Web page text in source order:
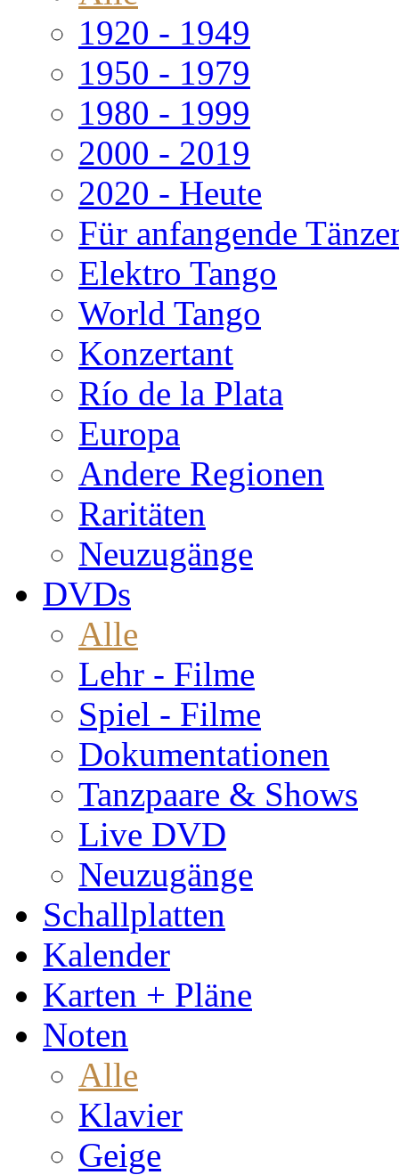
1920 - 1949
1950 - 1979
1980 - 1999
2000 - 2019
2020 - Heute
Für anfangende
Elektro Tango
World Tango
Konzertant
Río de la Plata
Europa
Andere Regionen
Raritäten
Neuzugänge
DVDs
Alle
Lehr - Filme
Spiel - Filme
Dokumentationen
Tanzpaare & Shows
Live DVD
Neuzugänge
Schallplatten
Kalender
Karten + Pläne
Noten
Alle
Klavier
Geige